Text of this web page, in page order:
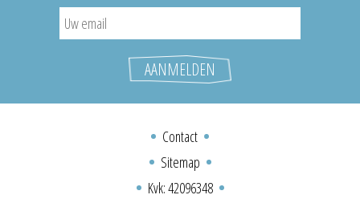
Contact
Sitemap
Kvk: 42096348